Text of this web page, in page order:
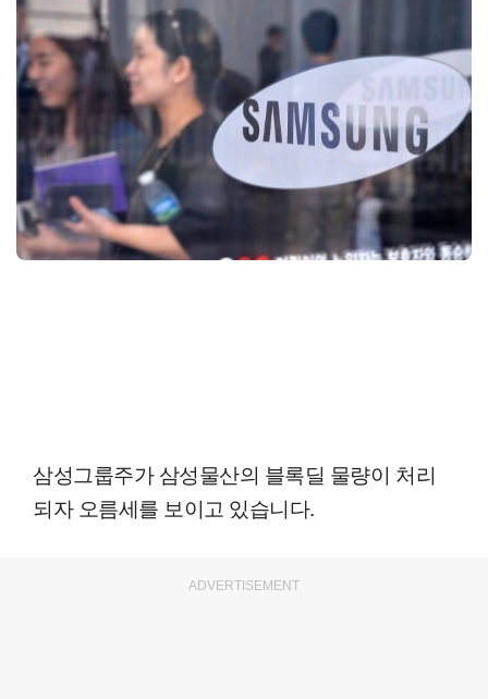
삼성그룹주가 삼성물산의 블록딜 물량이 처리
되자 오름세를 보이고 있습니다.
ADVERTISEMENT